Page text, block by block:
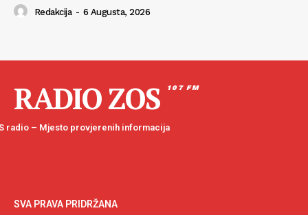
Redakcija - 6 Augusta, 2026
RADIO ZOS 107 FM
radio – Mjesto provjerenih informacija
SVA PRAVA PRIDRŽANA